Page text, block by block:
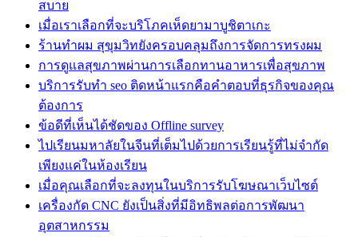
สบาย
เมื่อเราเลือกที่จะบริโภคเห็ดยามาบูชิตาเกะ
ร้านทำผม สุขุมวิทยังครอบคลุมถึงการจัดการทรงผม
การดูแลสุขภาพผ่านการเลือกทานอาหารเพื่อสุขภาพ
บริการรับทำ seo ติดหน้าแรกคือคำตอบที่ธุรกิจของคุณ
ต้องการ
ข้อดีที่เห็นได้ชัดของ Offline survey
ไปเรียนมหาลัยในจีนที่เต็มไปด้วยการเรียนรู้ที่ไม่จำกัด
เพียงแค่ในห้องเรียน
เมื่อคุณเลือกที่จะลงทุนในบริการรับโฆษณาเว็บไซต์
เครื่องกัด CNC ยังเป็นสิ่งที่มีอิทธิพลต่อการพัฒนา
อุตสาหกรรม